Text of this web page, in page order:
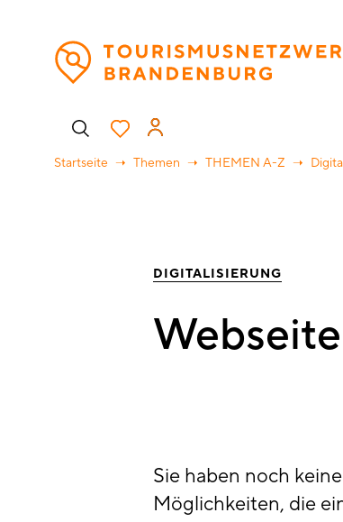
Startseite Themen THEMEN A-Z
DIGITALISIERUNG
Sie haben noch
Möglichkeiten, die